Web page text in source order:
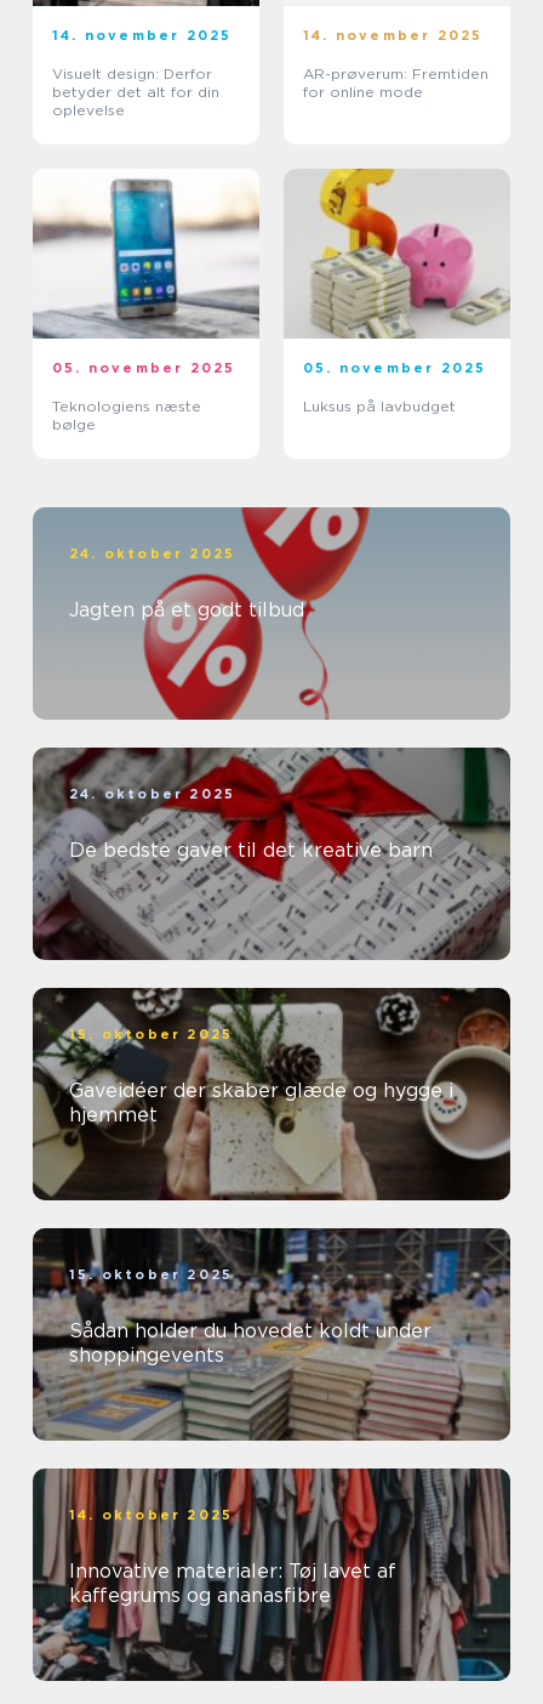
14. november 2025
Visuelt design: Derfor
betyder det alt for din
oplevelse
14. november 2025
AR-prøverum: Fremtiden
for online mode
05. november 2025
Teknologiens næste
bølge
05. november 2025
Luksus på lavbudget
24. oktober 2025
Jagten på et godt tilbud
24. oktober 2025
De bedste gaver til det kreative barn
15. oktober 2025
Gaveidéer der skaber glæde og hygge i
hjemmet
15. oktober 2025
Sådan holder du hovedet koldt under
shoppingevents
14. oktober 2025
Innovative materialer: Tøj lavet af
kaffegrums og ananasfibre